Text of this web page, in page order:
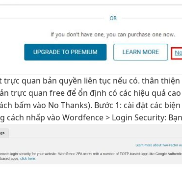
trực quan bản quyền liên tục nếu có.thân thiện
trực quan free để ổn định có các hiệu quả cao
bấm vào No Thanks). Bước 1: cài đặt các
cách nhấp vào Wordfence > Login Security: